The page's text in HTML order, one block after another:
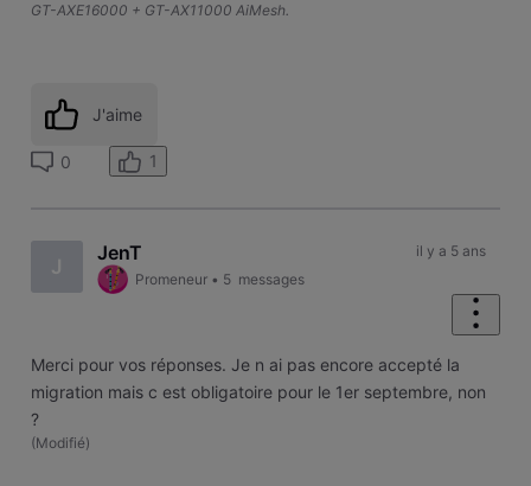
GT-AXE16000 + GT-AX11000 AiMesh.
J'aime
0 1
J
JenT
Promeneur • 5 messages
il y a 5 ans
Merci pour vos réponses. Je n ai pas encore accepté la
migration mais c est obligatoire pour le 1er septembre, non
?
(Modifié)